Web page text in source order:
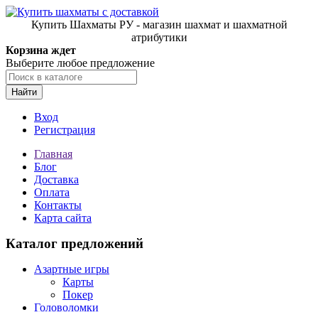
Купить Шахматы РУ - магазин шахмат и шахматной
атрибутики
Корзина ждет
Выберите любое предложение
Найти
Вход
Регистрация
Главная
Блог
Доставка
Оплата
Контакты
Карта сайта
Каталог предложений
Азартные игры
Карты
Покер
Головоломки